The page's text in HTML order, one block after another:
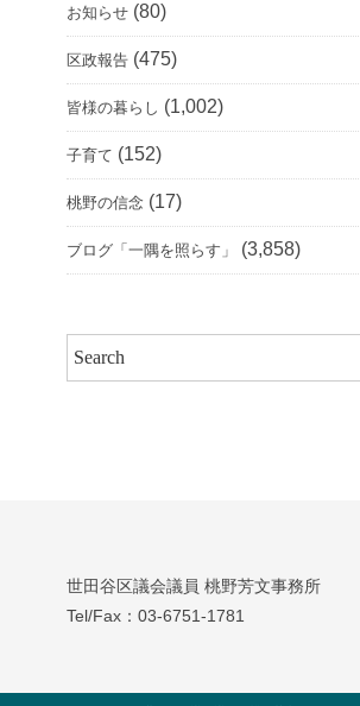
お知らせ (80)
区政報告 (475)
皆様の暮らし (1,002)
子育て (152)
桃野の信念 (17)
ブログ「一隅を照らす」 (3,858)
世田谷区議会議員 桃野芳文事務所
Tel/Fax：03‐6751‐1781